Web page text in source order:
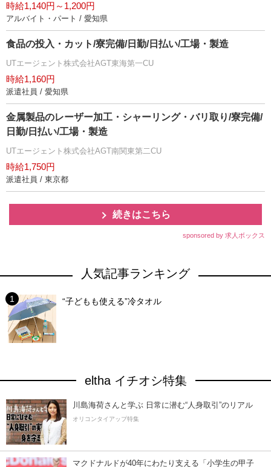
時給1,140円～1,200円
アルバイト・パート / 愛知県
食品の投入・カット/寮完備/日勤/日払い/工場・製造
UTエージェント株式会社AGT東海第一CU
時給1,160円
派遣社員 / 愛知県
金属製品のレーザー加工・シャーリング・バリ取り/寮完備/
日勤/日払い/工場・製造
UTエージェント株式会社AGT南関東第二CU
時給1,750円
派遣社員 / 東京都
続きはこちら
sponsored by 求人ボックス
人気記事ランキング
“子どもも使える”冷タオル
eltha イチオシ特集
川島海荷さんと学ぶ 日常に潜む“人身取引”のリアル
オリコンタイアップ特集
マクドナルドが40年にわたり支える「小学生の甲子